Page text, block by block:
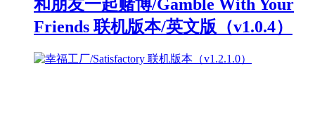
和朋友一起赌博/Gamble With Your
Friends 联机版本/英文版（v1.0.4）